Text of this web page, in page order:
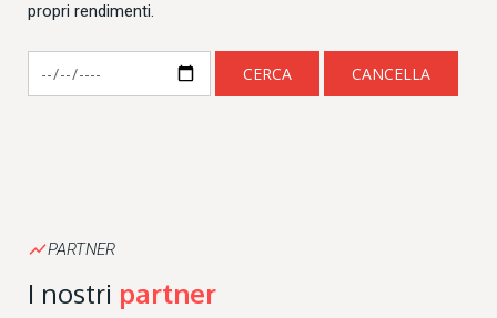
propri rendimenti.
CERCA CANCELLA
show_chartPARTNER
I nostri partner